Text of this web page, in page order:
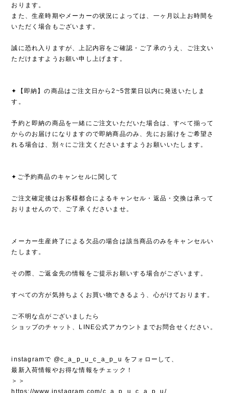
おります。
また、生産時期やメーカーの状況によっては、一ヶ月以上お時間を
いただく場合もございます。
誠に恐れ入りますが、上記内容をご確認・ご了承のうえ、ご注文い
ただけますようお願い申し上げます。
✦【即納】の商品はご注文日から2~5営業日以内に発送いたしま
す。
予約と即納の商品を一緒にご注文いただいた場合は、すべて揃って
からのお届けになりますので即納商品のみ、先にお届けをご希望さ
れる場合は、別々にご注文くださいますようお願いいたします。
✦ご予約商品のキャンセルに関して
ご注文確定後はお客様都合によるキャンセル・返品・交換は承って
おりませんので、ご了承くださいませ。
メーカー生産終了による欠品の場合は該当商品のみをキャンセルい
たします。
その際、ご返金先の情報をご提示お願いする場合がございます。
すべての方が気持ちよくお買い物できるよう、心がけております。
ご不明な点がございましたら
ショップのチャット、LINE公式アカウントまでお問合せください。
instagramで @c_a_p_u_c_a_p_u をフォローして、
最新入荷情報やお得な情報をチェック！
＞＞
https://www.instagram.com/c_a_p_u_c_a_p_u/